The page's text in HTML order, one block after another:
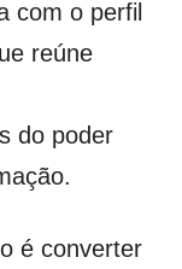
com o perfil
reúne
do poder
é converter